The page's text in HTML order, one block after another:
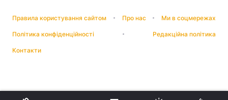
Правила користування сайтом Про нас Ми в соцмережах
Політика конфіденційності Редакційна політика
Контакти